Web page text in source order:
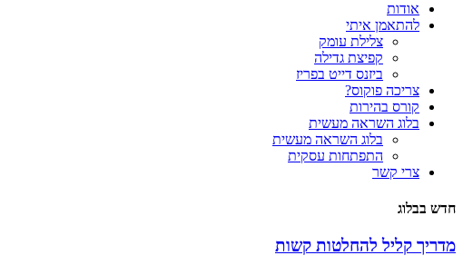
אודות
להתאמן איתי
צלילת עומק
קפיצת גדילה
ביזנס דייט בפריז
צריכה פוקוס?
קורס בהירות
בלוג השראה מעשית
בלוג השראה מעשית
התפתחות עסקית
צרי קשר
חדש בבלוג
מדריך קליל להחלטות קשות